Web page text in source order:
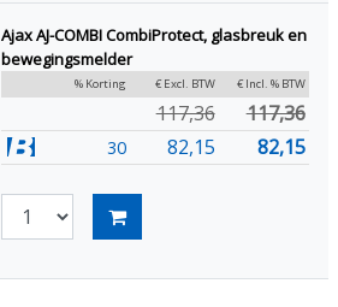
Ajax AJ-COMBI CombiProtect, glasbreuk en
bewegingsmelder
% Korting € Excl. BTW € Incl. % BTW
117,36 117,36
30 82,15 82,15